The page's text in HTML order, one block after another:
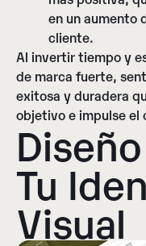
en un aumento
cliente.
Al invertir tiempo y
de marca fuerte,
exitosa y duradera
objetivo e impulse el
Tu
Visual